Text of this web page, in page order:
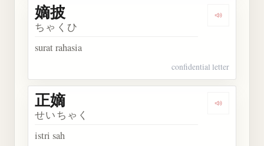
Dengarkan
嫡披
ちゃくひ
surat rahasia
confidential letter
Dengarkan
正嫡
せいちゃく
istri sah